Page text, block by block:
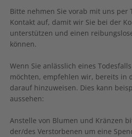
Bitte nehmen Sie vorab mit uns per
Kontakt auf, damit wir Sie bei der
unterstützen und einen
können.
Wenn Sie anlässlich eines
möchten, empfehlen wir, bereits in
darauf hinzuweisen. Dies kann
aussehen:
Anstelle von Blumen und Kränzen
der/des Verstorbenen um eine